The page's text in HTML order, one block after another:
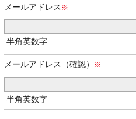
メールアドレス
半角英数字
メールアドレス（確認）
半角英数字